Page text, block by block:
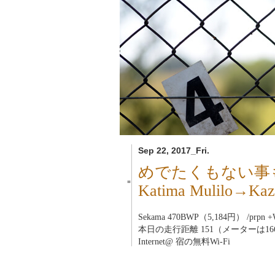
Sep 22, 2017_Fri.
■
めでたくもない
Katima
Sekama 470BWP（5,184円） /prpn
本日の走行距離 151（メーターは
Internet@ 宿の無料Wi-Fi